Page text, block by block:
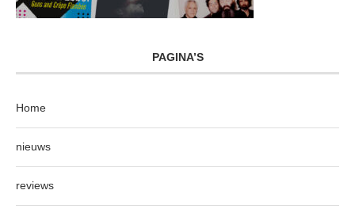
PAGINA’S
Home
nieuws
reviews